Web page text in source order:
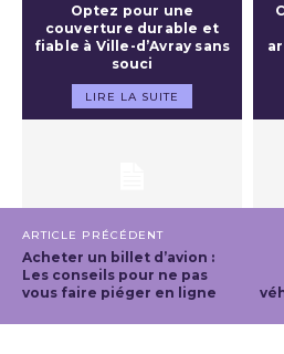
Optez pour une
couverture durable et
fiable à Ville-d’Avray sans
souci
LIRE LA SUITE
ARTICLE PRÉCÉDENT
Acheter un billet d’avion :
Les conseils pour ne pas
vous faire piéger en ligne